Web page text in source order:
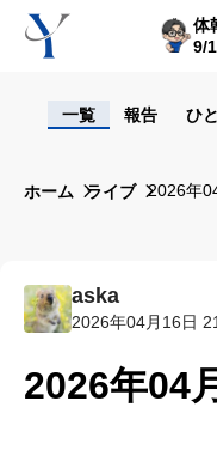
体
9/
一覧 報告 ひ
ホーム ライブ 2026年
aska
2026年04月16日
2026年04
ライブレッスン
入会方法